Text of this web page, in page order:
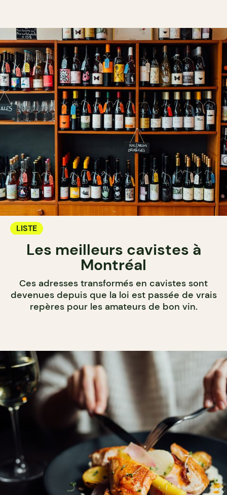
LISTE
Les meilleurs cavistes à
Montréal
Ces adresses transformés en cavistes sont
devenues depuis que la loi est passée de vrais
repères pour les amateurs de bon vin.